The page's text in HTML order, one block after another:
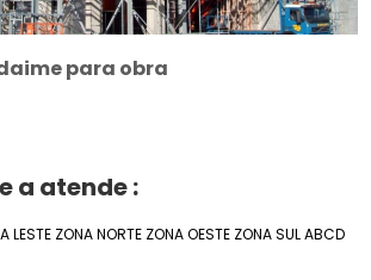
para obra
a atende :
LESTE ZONA NORTE ZONA OESTE ZONA SULABCD